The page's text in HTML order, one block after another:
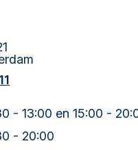
- 13:00 en 15:00 -
- 20:00